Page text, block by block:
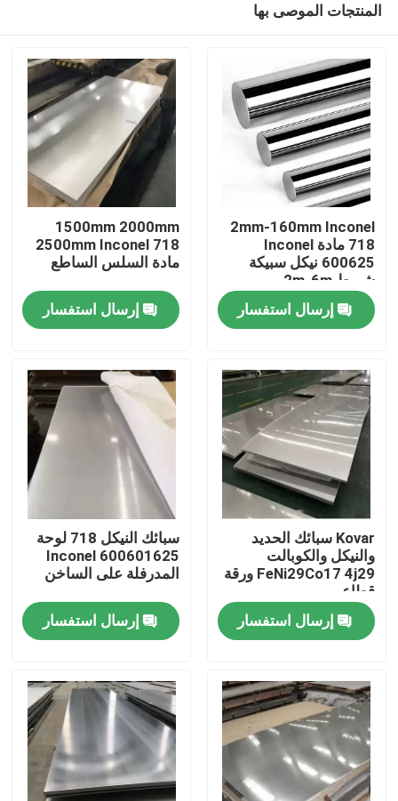
مسكن
معلومات عنا
جولة في المعمل
مراقبة الجودة
اتصل بنا
مادة Inconel 600
مادة Inconel 625
مادة Incoloy 800
مادة Inconel 718
المنتجات الموصى بها
2mm-160mm Inconel
718 مادة Inconel
600625 نيكل سبيكة
شريط 2m-6m
إرسال استفسار
1500mm 2000mm
2500mm Inconel 718
مادة السلس الساطع
إرسال استفسار
Kovar سبائك الحديد
والنيكل والكوبالت
FeNi29Co17 4j29 ورقة
قطاع
إرسال استفسار
سبائك النيكل 718 لوحة
Inconel 600601625
المدرفلة على الساخن
إرسال استفسار